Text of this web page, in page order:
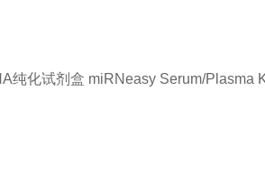
纯化试剂盒 miRNeasy Serum/Plasma